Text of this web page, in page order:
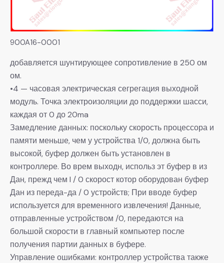
900A16-0001
добавляется шунтирующее сопротивление в 250 ом
ом.
•4 — часовая электрическая сегрегация выходной
модуль. Точка электроизоляции до поддержки шасси,
каждая от 0 до 20ma
Замедление данных: поскольку скорость процессора и
памяти меньше, чем у устройства 1/0, должна быть
высокой, буфер должен быть установлен в
контроллере. Во врем выходн, использ эт буфер в из
Дан, прежд чем I / 0 скорост котор оборудован буфер
Дан из переда-да / 0 устройств; При вводе буфер
используется для временного извлечения! Данные,
отправленные устройством /0, передаются на
большой скорости в главный компьютер после
получения партии данных в буфере.
Управление ошибками: контроллер устройства также